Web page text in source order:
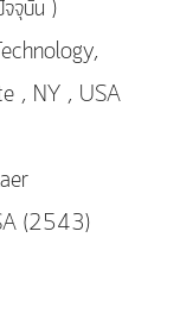
จุบัน )
, NY , USA
(2543)